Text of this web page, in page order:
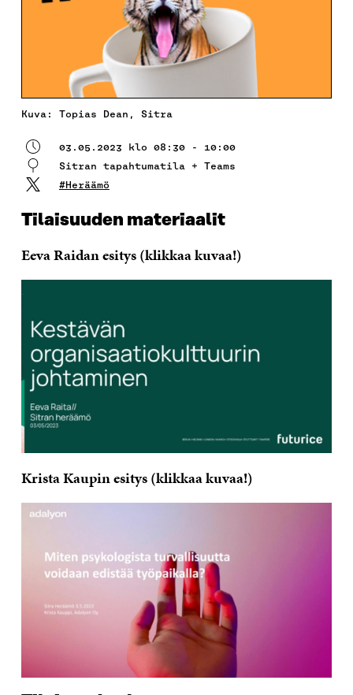
Kuva: Topias Dean, Sitra
03.05.2023 klo 08:30 - 10:00
Sitran tapahtumatila + Teams
#Heräämö
Tilaisuuden materiaalit
Eeva Raidan esitys (klikkaa kuvaa!)
Krista Kaupin esitys (klikkaa kuvaa!)